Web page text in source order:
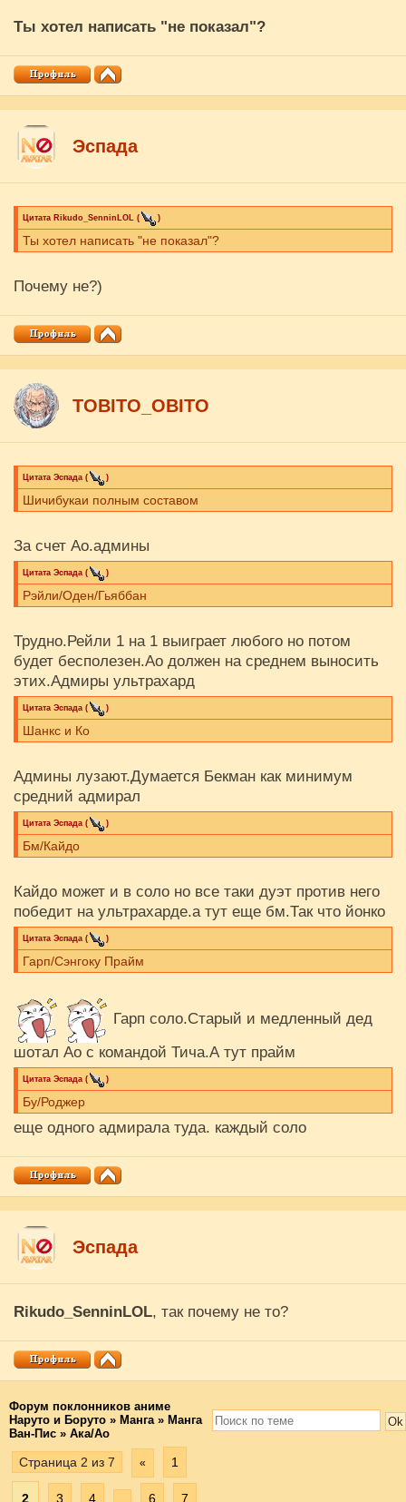
Ты хотел написать "не показал"?
Эспада
Цитата Rikudo_SenninLOL ( )
Ты хотел написать "не показал"?
Почему не?)
ТОBITO_OBITO
Цитата Эспада ( )
Шичибукаи полным составом
За счет Ао.админы
Цитата Эспада ( )
Рэйли/Оден/Гьяббан
Трудно.Рейли 1 на 1 выиграет любого но потом
будет бесполезен.Ао должен на среднем выносить
этих.Адмиры ультрахард
Цитата Эспада ( )
Шанкс и Ко
Админы лузают.Думается Бекман как минимум
средний адмирал
Цитата Эспада ( )
Бм/Кайдо
Кайдо может и в соло но все таки дуэт против него
победит на ультрахарде.а тут еще бм.Так что йонко
Цитата Эспада ( )
Гарп/Сэнгоку Прайм
Гарп соло.Старый и медленный дед
шотал Ао с командой Тича.А тут прайм
Цитата Эспада ( )
Бу/Роджер
еще одного адмирала туда. каждый соло
Эспада
Rikudo_SenninLOL, так почему не то?
Форум поклонников аниме
Наруто и Боруто » Манга » Манга
Ван-Пис » Ака/Ао
Страница 2 из 7 « 1
2 3 4 6 7